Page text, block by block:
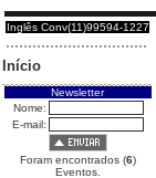
Inglês Conv(11)99594-1227
Início
Newsletter
Nome:
E-mail:
Foram encontrados (6)
Eventos.